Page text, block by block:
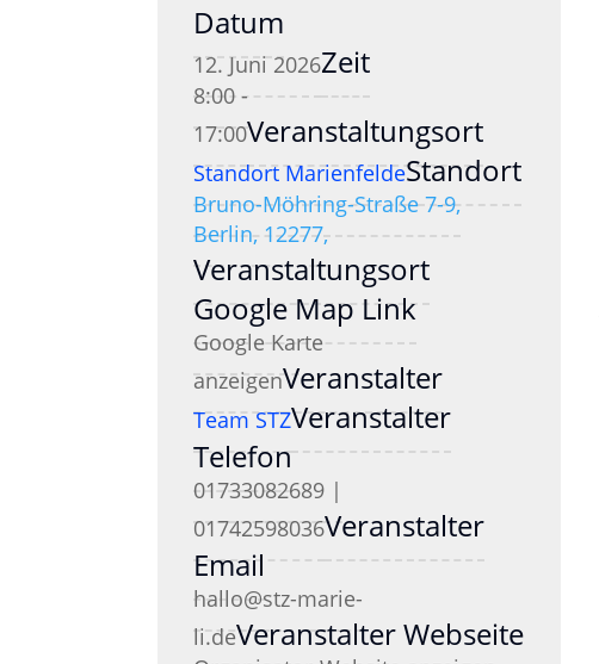
Datum
12. Juni 2026Zeit
8:00 -
17:00Veranstaltungsort
Standort MarienfeldeStandort
Bruno-Möhring-Straße 7-9,
Berlin, 12277,
Veranstaltungsort
Google Map Link
Google Karte
anzeigenVeranstalter
Team STZVeranstalter
Telefon
01733082689 |
01742598036Veranstalter
Email
hallo@stz-marie-
li.deVeranstalter Webseite